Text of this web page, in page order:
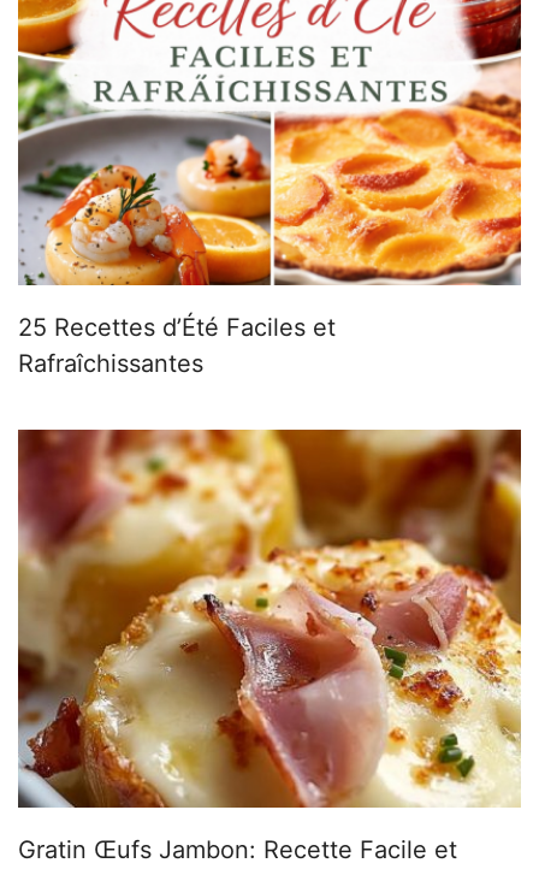
25 Recettes d’Été Faciles et
Rafraîchissantes
Gratin Œufs Jambon: Recette Facile et